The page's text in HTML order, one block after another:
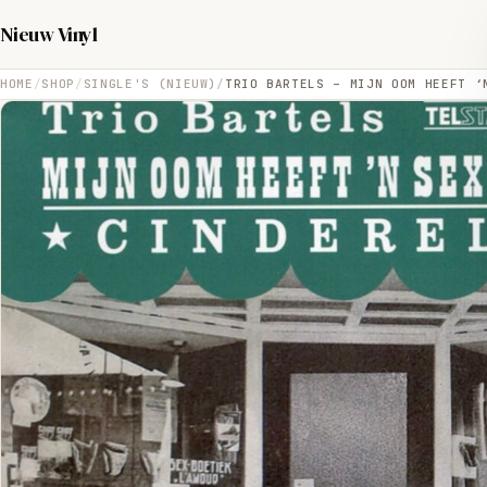
Nieuw Vinyl
HOME SHOP SINGLE'S (NIEUW) TRIO BARTELS – MIJN OOM HEEFT